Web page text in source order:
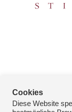
Cookies
Diese Website